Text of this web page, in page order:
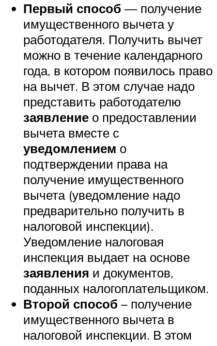
Первый способ — получение
имущественного вычета у
работодателя. Получить вычет
можно в течение календарного
года, в котором появилось право
на вычет. В этом случае надо
представить работодателю
заявление о предоставлении
вычета вместе с
уведомлением о
подтверждении права на
получение имущественного
вычета (уведомление надо
предварительно получить в
налоговой инспекции).
Уведомление налоговая
инспекция выдает на основе
заявления и документов,
поданных налогоплательщиком.
Второй способ – получение
имущественного вычета в
налоговой инспекции. В этом